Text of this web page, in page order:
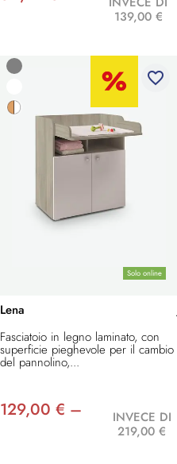
139,00 €
Solo online
favorite_border
Lena
Fasciatoio in legno laminato, con
superficie pieghevole per il cambio
del pannolino,...
129,00 € –
INVECE DI
219,00 €